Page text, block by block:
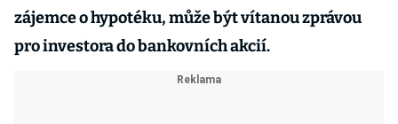
zájemce o hypotéku, může být vítanou zprávou
pro investora do bankovních akcií.